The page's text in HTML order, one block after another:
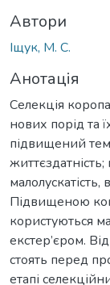
Автори
Іщук, М. С.
Анотація
Селекція
нових порід та
підвищений
життєздатність;
малолускатість,
Підвищеною
користуються
екстер’єром.
стоять перед
етапі